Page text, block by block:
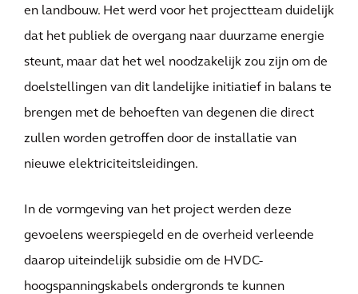
en landbouw. Het werd voor het projectteam duidelijk
dat het publiek de overgang naar duurzame energie
steunt, maar dat het wel noodzakelijk zou zijn om de
doelstellingen van dit landelijke initiatief in balans te
brengen met de behoeften van degenen die direct
zullen worden getroffen door de installatie van
nieuwe elektriciteitsleidingen.
In de vormgeving van het project werden deze
gevoelens weerspiegeld en de overheid verleende
daarop uiteindelijk subsidie om de HVDC-
hoogspanningskabels ondergronds te kunnen